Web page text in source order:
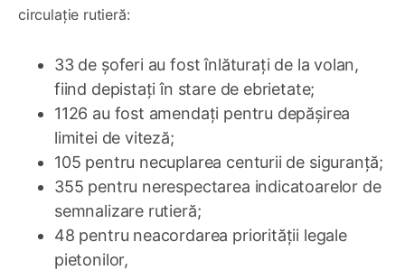
circulație rutieră:
33 de șoferi au fost înlăturați de la volan,
fiind depistați în stare de ebrietate;
1126 au fost amendați pentru depășirea
limitei de viteză;
105 pentru necuplarea centurii de siguranță;
355 pentru nerespectarea indicatoarelor de
semnalizare rutieră;
48 pentru neacordarea priorității legale
pietonilor,